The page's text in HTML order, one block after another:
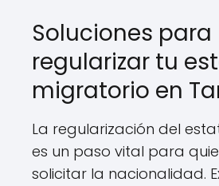
Soluciones para
regularizar tu
migratorio en
La regularización del
es un paso vital para
solicitar la nacionalidad.